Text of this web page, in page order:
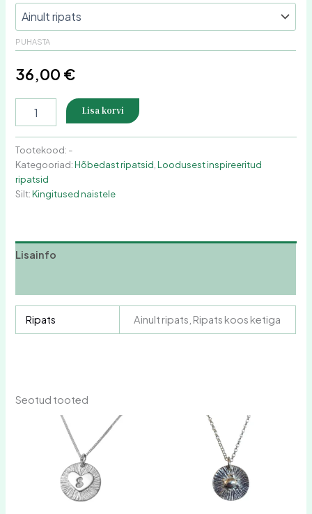
PUHASTA
36,00 €
Lisa korvi
Tootekood: -
Kategooriad:Hõbedast ripatsid ,Loodusest inspireeritud
ripatsid
Silt:Kingitused naistele
Lisainfo
Ripats Ainult ripats, Ripats koos ketiga
Seotud tooted
Hinnavahemik:
39,00 €
kuni
Sellel
tootel
on
mitu
varianti.
Hinnavahemik:
39,00 €
Sellel
tootel
on
mitu
varianti.